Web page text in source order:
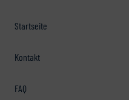
Startseite
Kontakt
FAQ